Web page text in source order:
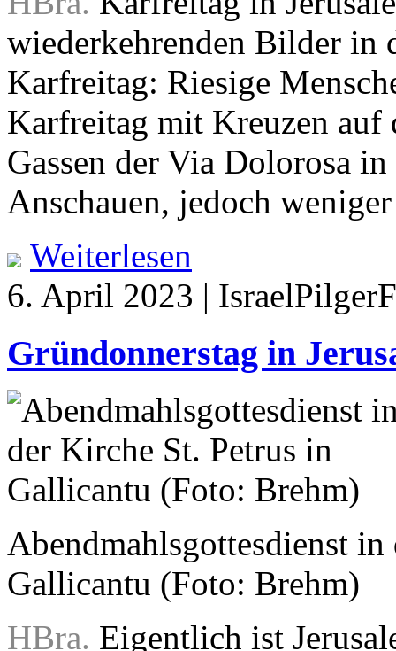
wiederkehrenden Bilder in
Karfreitag: Riesige
Karfreitag mit Kreuzen auf
Gassen der Via Dolorosa
Anschauen, jedoch
Weiterlesen
6. April 2023 |
Gründonnerstag in
Abendmahlsgottesdienst
Gallicantu (Foto: Brehm)
HBra. Eigentlich ist